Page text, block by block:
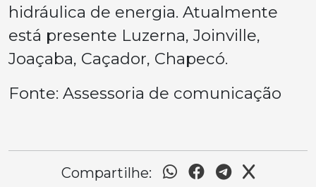
hidráulica de energia. Atualmente
está presente Luzerna, Joinville,
Joaçaba, Caçador, Chapecó.
Fonte: Assessoria de comunicação
Compartilhe: